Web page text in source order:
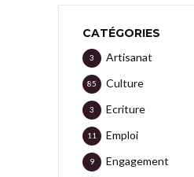
CATÉGORIES
Artisanat
3
Culture
85
Ecriture
3
Emploi
11
Engagement
9